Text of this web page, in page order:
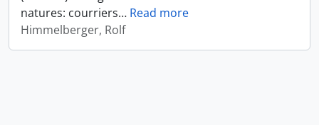
natures: courriers… Read more
Himmelberger, Rolf